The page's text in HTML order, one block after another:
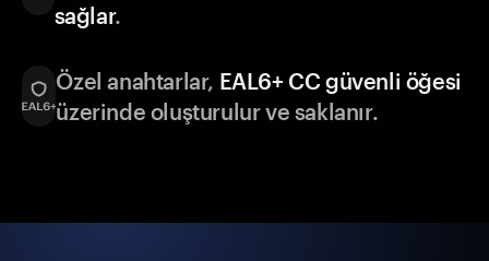
sağlar.
Özel anahtarlar, EAL6+ CC güvenli öğesi
üzerinde oluşturulur ve saklanır.